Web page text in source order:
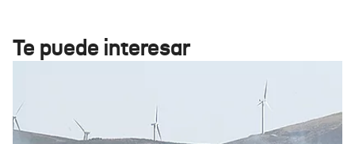
Te puede interesar